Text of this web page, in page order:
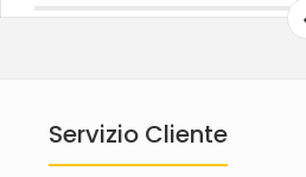
Servizio Cliente